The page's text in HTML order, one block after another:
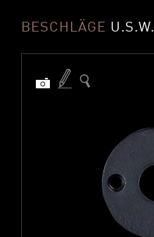
BESCHLÄGE U.S.W.